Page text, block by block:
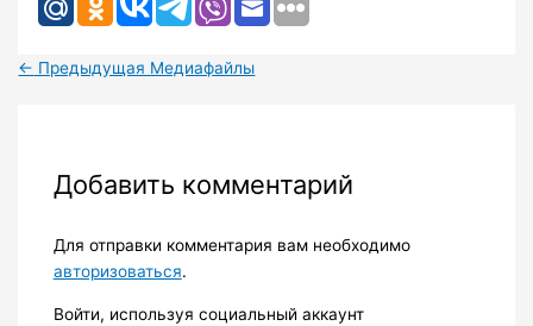
← Предыдущая Медиафайлы
Добавить комментарий
Для отправки комментария вам необходимо
авторизоваться.
Войти, используя социальный аккаунт